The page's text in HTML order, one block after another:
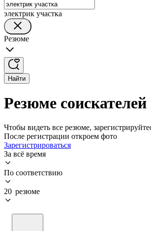
электрик участка
Резюме
Найти
Резюме
Чтобы видеть все резюме,
После регистрации откроем фото
Зарегистрироваться
За всё время
По соответствию
20 резюме